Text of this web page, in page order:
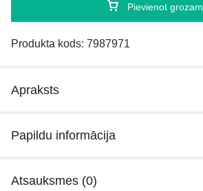
Pievienot grozam
Produkta kods: 7987971
Apraksts
Papildu informācija
Atsauksmes (0)